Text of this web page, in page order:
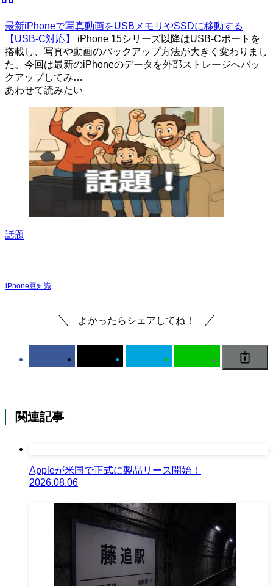
最新iPhoneで写真動画をUSBメモリやSSDに移動する
【USB-C対応】
iPhone 15シリーズ以降はUSB-Cポートを
搭載し、写真や動画のバックアップ方法が大きく変わりまし
た。今回は最新のiPhoneのデータを外部ストレージへバッ
クアップしてみ…
あわせて読みたい
話題
iPhone豆知識
よかったらシェアしてね！
関連記事
Appleが米国で正式に製品リース開始！
2026.08.06